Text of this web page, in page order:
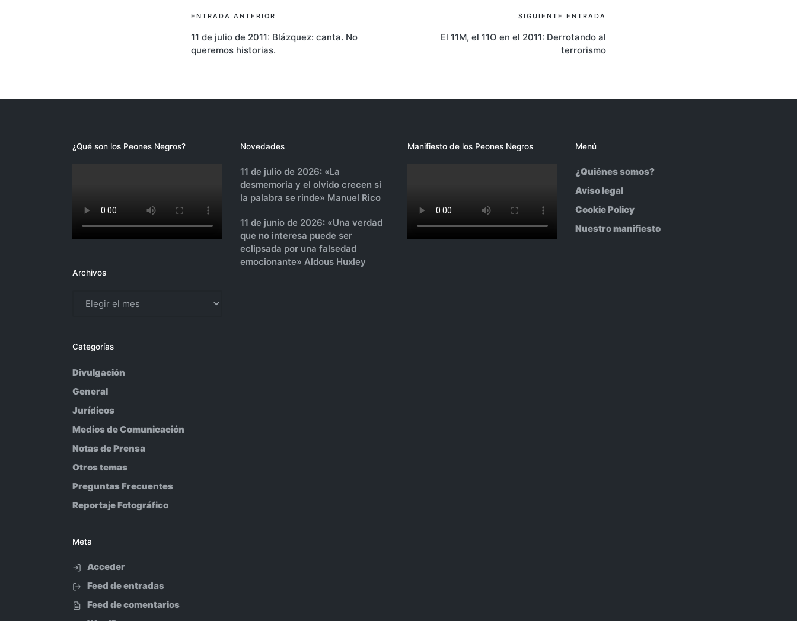
Navegación
de
ENTRADA ANTERIOR
11 de julio de 2011: Blázquez: canta. No
queremos historias.
SIGUIENTE ENTRADA
El 11M, el 11O en el 2011: Derrotando al
terrorismo
¿Qué son los Peones Negros?
Archivos
Categorías
Divulgación
General
Jurídicos
Medios de Comunicación
Notas de Prensa
Otros temas
Preguntas Frecuentes
Reportaje Fotográfico
Meta
Acceder
Feed de entradas
Feed de comentarios
Novedades
11 de julio de 2026: «La
desmemoria y el olvido crecen si
la palabra se rinde» Manuel Rico
11 de junio de 2026: «Una verdad
que no interesa puede ser
eclipsada por una falsedad
emocionante» Aldous Huxley
Manifiesto de los Peones Negros Menú
¿Quiénes somos?
Aviso legal
Cookie Policy
Nuestro manifiesto